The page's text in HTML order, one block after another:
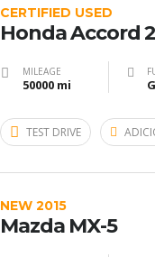
CERTIFIED USED
Honda Accord
MILEAGE
50000 mi
TEST DRIVE
NEW 2015
Mazda MX-5